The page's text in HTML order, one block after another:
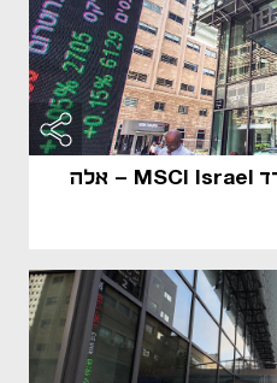
הפניקס ונובה ייכנסו למדד MSCI Israel - אלה